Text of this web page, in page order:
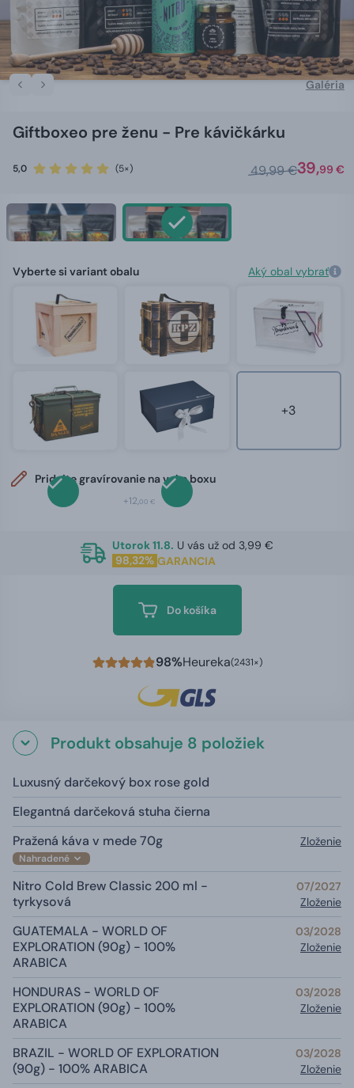
Galéria
Giftboxeo pre ženu - Pre kávičkárku
5,0 (5×) 49,99 €39,99 €
Vyberte si variant obalu Aký obal vybrať
+3
Pridajte gravírovanie na veko boxu
+12,00 €
Utorok 11.8. U vás už od 3,99 €
98,32% GARANCIA
Do košíka
98%Heureka(2431×)
Produkt obsahuje 8 položiek
Luxusný darčekový box rose gold
Elegantná darčeková stuha čierna
Pražená káva v mede 70g
Nahradené
Zloženie
Nitro Cold Brew Classic 200 ml -
tyrkysová
07/2027
Zloženie
GUATEMALA - WORLD OF
EXPLORATION (90g) - 100%
ARABICA
03/2028
Zloženie
HONDURAS - WORLD OF
EXPLORATION (90g) - 100%
ARABICA
03/2028
Zloženie
BRAZIL - WORLD OF EXPLORATION
(90g) - 100% ARABICA
03/2028
Zloženie